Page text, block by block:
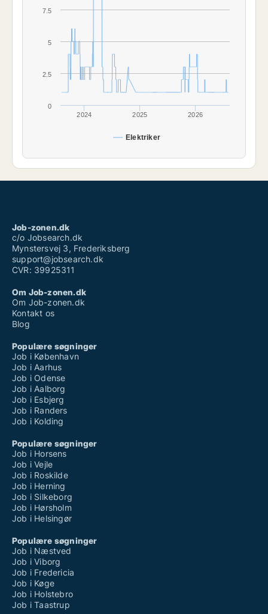
Elektriker
2024 2025 2026
0
2.5
5
7.5
Job-zonen.dk
c/o Jobsearch.dk
Mynstersvej 3, Frederiksberg
support@jobsearch.dk
CVR: 39925311
Om Job-zonen.dk
Om Job-zonen.dk
Kontakt os
Blog
Populære søgninger
Job i København
Job i Aarhus
Job i Odense
Job i Aalborg
Job i Esbjerg
Job i Randers
Job i Kolding
Populære søgninger
Job i Horsens
Job i Vejle
Job i Roskilde
Job i Herning
Job i Silkeborg
Job i Hørsholm
Job i Helsingør
Populære søgninger
Job i Næstved
Job i Viborg
Job i Fredericia
Job i Køge
Job i Holstebro
Job i Taastrup